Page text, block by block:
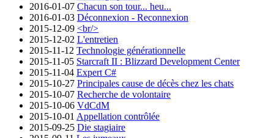
2016-01-07 Chacun son tour... heu...
2016-01-03 Déconnexion - Reconnexion
2015-12-09 <br/>
2015-12-02 L'entretien
2015-11-12 Technologie générationnelle
2015-11-05 Starcraft II : Blizzard Development Center
2015-11-04 Expert C#
2015-10-27 Principales cause de décès chez les chats
2015-10-07 Recherche de volontaire
2015-10-06 VdCdM
2015-10-01 Appellation contrôlée
2015-09-25 Die stagiaire